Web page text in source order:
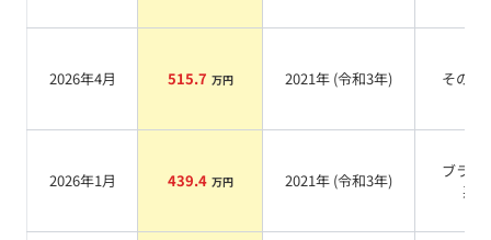
2026年4月 515.7 万円 2021年 (令和3年) その他
2026年1月 439.4 万円 2021年 (令和3年)
ブラッ
系